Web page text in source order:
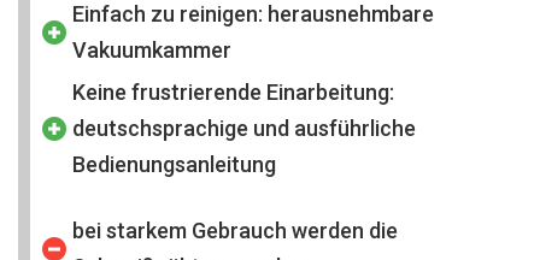
Einfach zu reinigen: herausnehmbare
Vakuumkammer
Keine frustrierende Einarbeitung:
deutschsprachige und ausführliche
Bedienungsanleitung
bei starkem Gebrauch werden die